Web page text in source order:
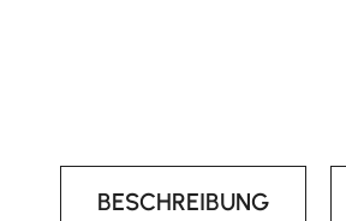
BESCHREIBUNG